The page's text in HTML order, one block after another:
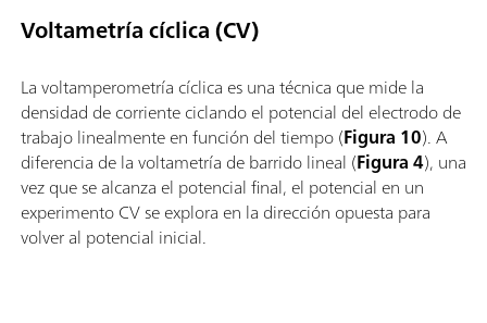
Voltametría cíclica (CV)
La voltamperometría cíclica es una técnica que mide la
densidad de corriente ciclando el potencial del electrodo de
trabajo linealmente en función del tiempo (Figura 10). A
diferencia de la voltametría de barrido lineal (Figura 4), una
vez que se alcanza el potencial final, el potencial en un
experimento CV se explora en la dirección opuesta para
volver al potencial inicial.